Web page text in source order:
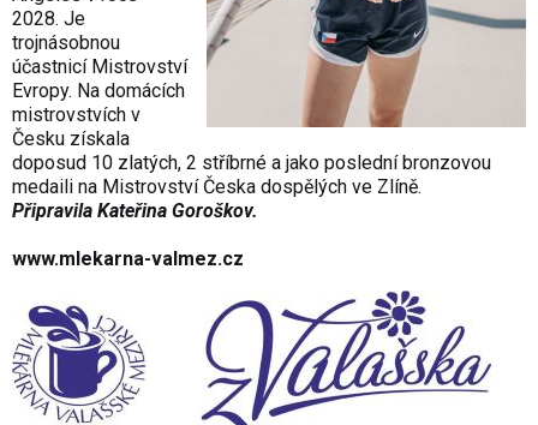
2028. Je
trojnásobnou
účastnicí Mistrovství
Evropy. Na domácích
mistrovstvích v
Česku získala
doposud 10 zlatých, 2 stříbrné a jako poslední bronzovou
medaili na Mistrovství Česka dospělých ve Zlíně.
Připravila Kateřina Goroškov.
www.mlekarna-valmez.cz